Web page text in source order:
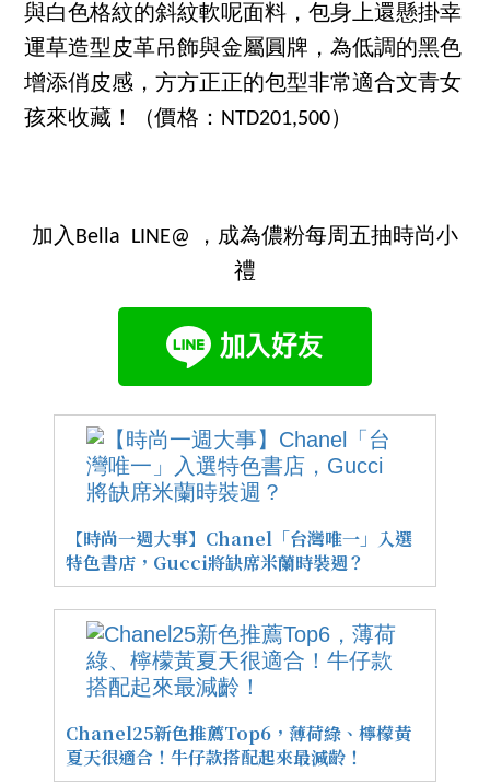
與白色格紋的斜紋軟呢面料，包身上還懸掛幸
運草造型皮革吊飾與金屬圓牌，為低調的黑色
增添俏皮感，方方正正的包型非常適合文青女
孩來收藏！（價格：NTD201,500）
加入Bella LINE@ ，成為儂粉每周五抽時尚小
禮
【時尚一週大事】Chanel「台灣唯一」入選
特色書店，Gucci將缺席米蘭時裝週？
Chanel25新色推薦Top6，薄荷綠、檸檬黃
夏天很適合！牛仔款搭配起來最減齡！